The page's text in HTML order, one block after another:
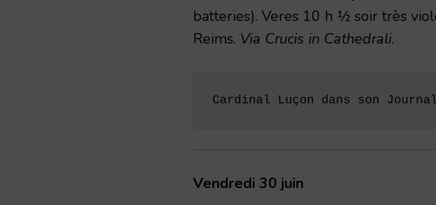
batteries). Veres 10 h ½ soir très
Reims. Via Crucis in Cathedrali.
Cardinal Luçon dans son
Vendredi 30 juin